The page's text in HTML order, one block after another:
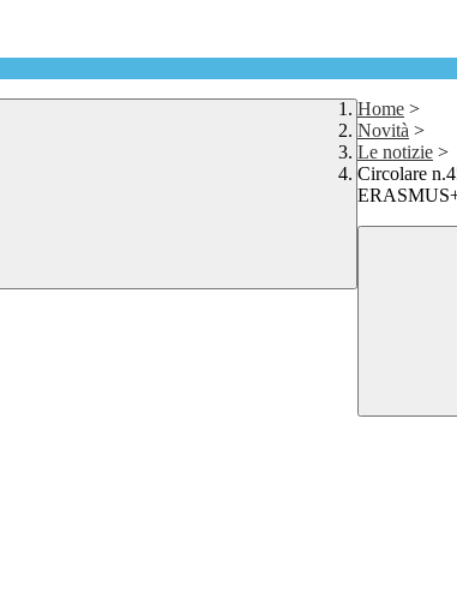
Home >
Novità >
Le notizie >
Circolare